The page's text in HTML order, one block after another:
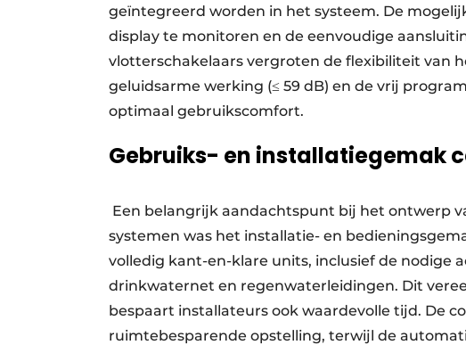
geïntegreerd worden in het systeem. De
display te monitoren en de eenvoudige
vlotterschakelaars vergroten de flexibiliteit van
geluidsarme werking (≤ 59 dB) en de vrij
optimaal gebruikscomfort.
Gebruiks- en installatiegemak
Een belangrijk aandachtspunt bij het ontwerp
systemen was het installatie- en
volledig kant-en-klare units, inclusief de nodige
drinkwaternet en regenwaterleidingen. Dit
bespaart installateurs ook waardevolle tijd. De
ruimtebesparende opstelling, terwijl de